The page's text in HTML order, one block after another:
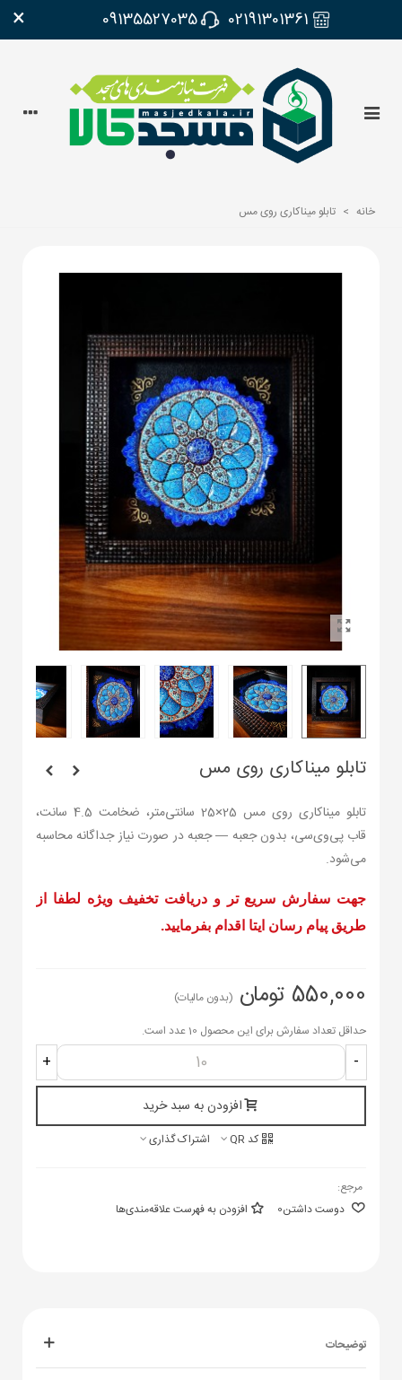
02191301361
09135527035
×
خانه > تابلو میناکاری روی مس
تابلو میناکاری روی مس
تابلو میناکاری روی مس 25×25 سانتی‌متر، ضخامت 4.5 سانت،
قاب پی‌وی‌سی، بدون جعبه — جعبه در صورت نیاز جداگانه محاسبه
می‌شود.
جهت سفارش سریع تر و دریافت تخفیف ویژه لطفا از
طریق پیام رسان ایتا اقدام بفرمایید.
550,000 تومان
(بدون مالیات)
حداقل تعداد سفارش برای این محصول 10 عدد است.
-
+
افزودن به سبد خرید
کد QR اشتراک گذاری
مرجع:
دوست داشتن0 افزودن به فهرست علاقه‌مندی‌ها
توضیحات